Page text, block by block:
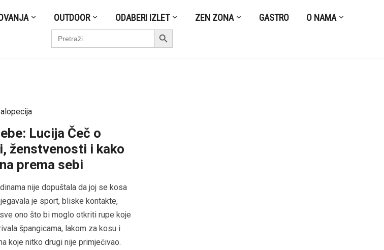
OUTDOOR ODABERI IZLET ZEN ZONA GASTRO O NAMA
Search
for:
Search Button
Lucija Čeč o
ženstvenosti i kako
prema sebi
nije dopuštala da joj se kosa
je sport, bliske kontakte,
ono što bi moglo otkriti rupe koje
špangicama, lakom za kosu i
koje nitko drugi nije primjećivao.